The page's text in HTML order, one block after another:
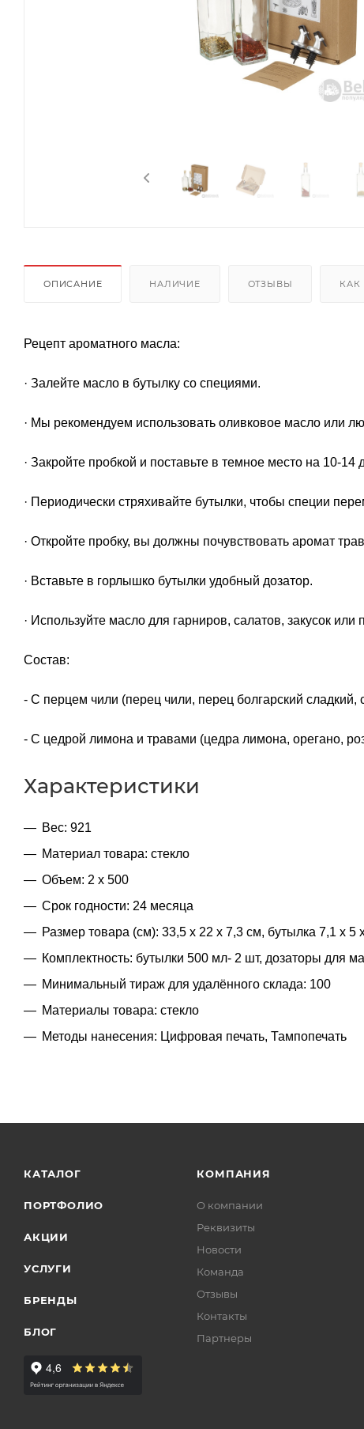
ОПИСАНИЕ НАЛИЧИЕ ОТЗЫВЫ КАК
Рецепт ароматного масла:
· Залейте масло в бутылку со специями.
· Мы рекомендуем использовать оливковое масло или
· Закройте пробкой и поставьте в темное место на 10-14
· Периодически стряхивайте бутылки, чтобы специи
· Откройте пробку, вы должны почувствовать аромат
· Вставьте в горлышко бутылки удобный дозатор.
· Используйте масло для гарниров, салатов, закусок или
Состав:
- С перцем чили (перец чили, перец болгарский
- С цедрой лимона и травами (цедра лимона, орегано,
Характеристики
Вес: 921
Материал товара: стекло
Объем: 2 х 500
Срок годности: 24 месяца
Размер товара (см): 33,5 х 22 х 7,3 см, бутылка 7,1 х 5
Комплектность: бутылки 500 мл- 2 шт, дозаторы для
Минимальный тираж для удалённого склада: 100
Материалы товара: стекло
Методы нанесения: Цифровая печать, Тампопечать
КАТАЛОГ
ПОРТФОЛИО
АКЦИИ
УСЛУГИ
БРЕНДЫ
БЛОГ
КОМПАНИЯ
О компании
Реквизиты
Новости
Команда
Отзывы
Контакты
Партнеры